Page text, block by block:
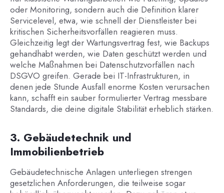
oder Monitoring, sondern auch die Definition klarer
Servicelevel, etwa, wie schnell der Dienstleister bei
kritischen Sicherheitsvorfällen reagieren muss.
Gleichzeitig legt der Wartungsvertrag fest, wie Backups
gehandhabt werden, wie Daten geschützt werden und
welche Maßnahmen bei Datenschutzvorfällen nach
DSGVO greifen. Gerade bei IT-Infrastrukturen, in
denen jede Stunde Ausfall enorme Kosten verursachen
kann, schafft ein sauber formulierter Vertrag messbare
Standards, die deine digitale Stabilität erheblich stärken.
3. Gebäudetechnik und
Immobilienbetrieb
Gebäudetechnische Anlagen unterliegen strengen
gesetzlichen Anforderungen, die teilweise sogar